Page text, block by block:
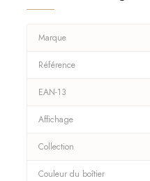
Marque
Référence
EAN-13
Affichage
Collection
Couleur du boîtier